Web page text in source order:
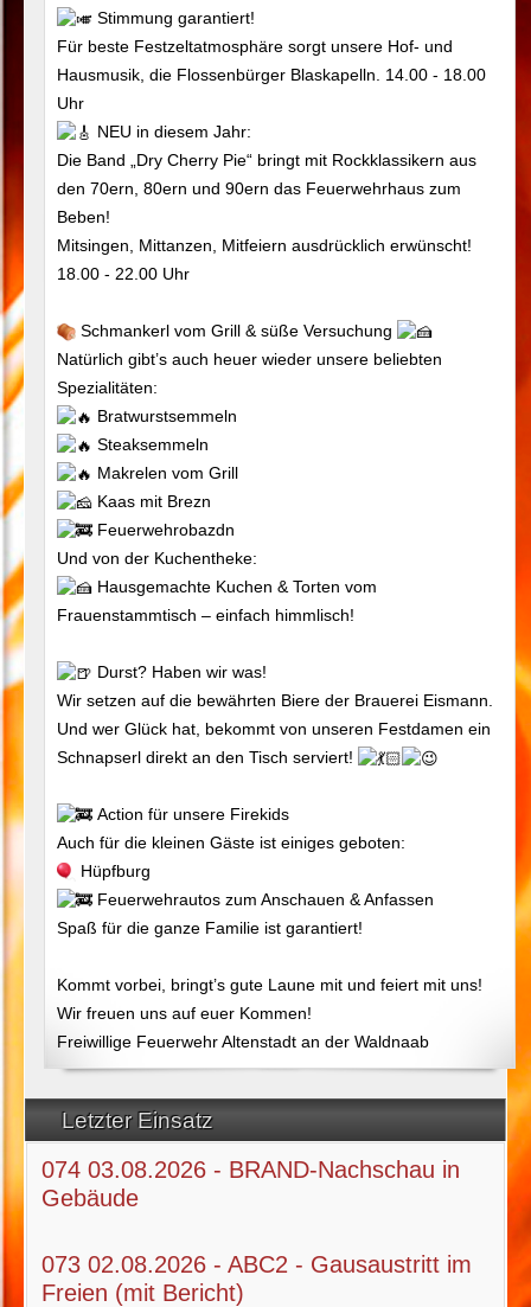
Letzter Einsatz
074 03.08.2026 - BRAND-Nachschau in
Gebäude
073 02.08.2026 - ABC2 - Gausaustritt im
Freien (mit Bericht)
Stimmung garantiert!
Für beste Festzeltatmosphäre sorgt unsere Hof- und
Hausmusik, die Flossenbürger Blaskapelln. 14.00 - 18.00
Uhr
NEU in diesem Jahr:
Die Band „Dry Cherry Pie“ bringt mit Rockklassikern aus
den 70ern, 80ern und 90ern das Feuerwehrhaus zum
Beben!
Mitsingen, Mittanzen, Mitfeiern ausdrücklich erwünscht!
18.00 - 22.00 Uhr
Schmankerl vom Grill & süße Versuchung
Natürlich gibt’s auch heuer wieder unsere beliebten
Spezialitäten:
Bratwurstsemmeln
Steaksemmeln
Makrelen vom Grill
Kaas mit Brezn
Feuerwehrobazdn
Und von der Kuchentheke:
Hausgemachte Kuchen & Torten vom
Frauenstammtisch – einfach himmlisch!
Durst? Haben wir was!
Wir setzen auf die bewährten Biere der Brauerei Eismann.
Und wer Glück hat, bekommt von unseren Festdamen ein
Schnapserl direkt an den Tisch serviert!
Action für unsere Firekids
Auch für die kleinen Gäste ist einiges geboten:
Hüpfburg
Feuerwehrautos zum Anschauen & Anfassen
Spaß für die ganze Familie ist garantiert!
Kommt vorbei, bringt’s gute Laune mit und feiert mit uns!
Wir freuen uns auf euer Kommen!
Freiwillige Feuerwehr Altenstadt an der Waldnaab